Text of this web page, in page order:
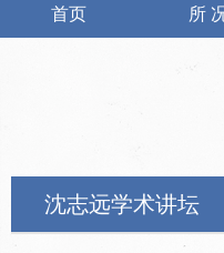
首页 所
沈志远学术讲坛